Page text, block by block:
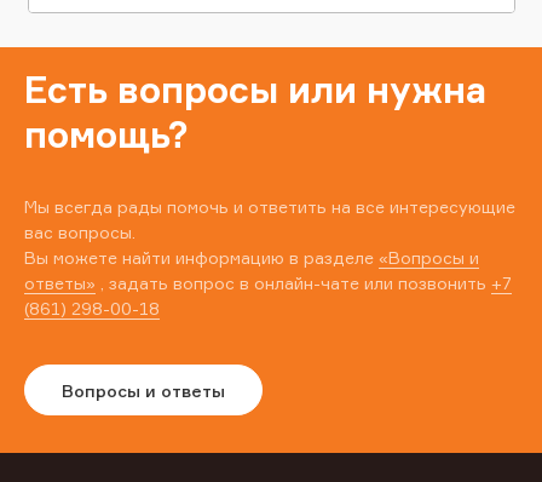
Есть вопросы или нужна
помощь?
Мы всегда рады помочь и ответить на все интересующие
вас вопросы.
Вы можете найти информацию в разделе «Вопросы и
ответы» , задать вопрос в онлайн-чате или позвонить +7
(861) 298-00-18
Вопросы и ответы